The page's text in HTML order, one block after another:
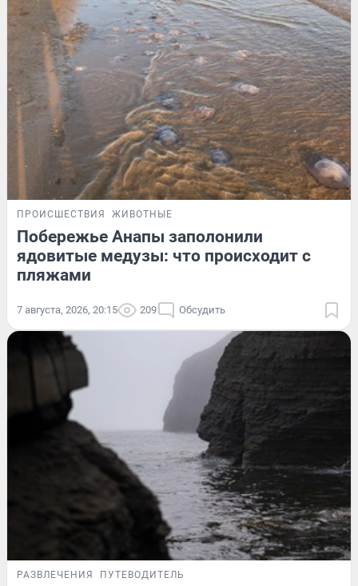
ПРОИСШЕСТВИЯ ЖИВОТНЫЕ
Побережье Анапы заполонили
ядовитые медузы: что происходит с
пляжами
7 августа, 2026, 20:15 209 Обсудить
РАЗВЛЕЧЕНИЯ ПУТЕВОДИТЕЛЬ